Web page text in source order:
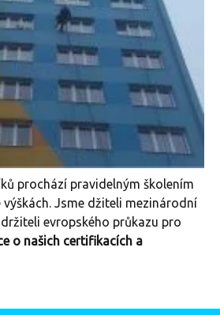
prochází pravidelným školením
výškách. Jsme džiteli mezinárodní
evropského průkazu pro
o našich certifikacích a